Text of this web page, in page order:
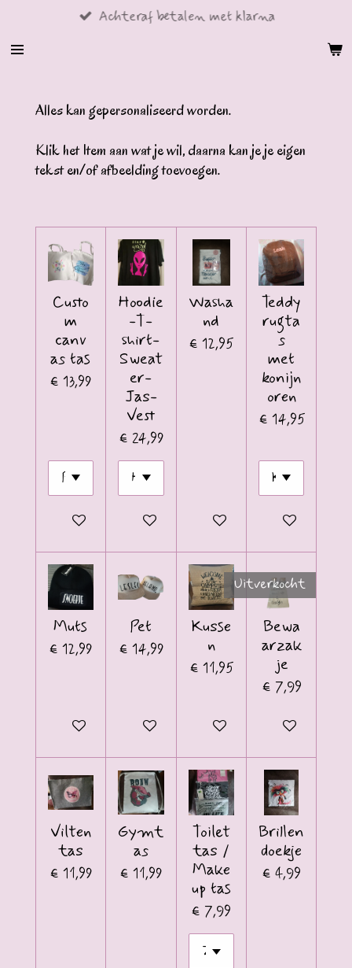
naar
Achteraf betalen met klarna
Alles kan gepersonaliseerd worden.
Klik het Item aan wat je wil, daarna kan je je eigen
tekst en/of afbeelding toevoegen.
Custo
m
canv
as tas
€ 13,99
Bekijk details
Hoodie
-T-
shirt-
Sweat
er-
Jas-
Vest
€ 24,99
Bekijk details
Washa
nd
€ 12,95
Bekijk details
Teddy
rugta
s
met
konijn
oren
€ 14,95
Bekijk details
Muts
€ 12,99
In winkelwagen
Pet
€ 14,99
Bekijk details
Kusse
n
€ 11,95
Bekijk details
Uitverkocht
Bewa
arzak
je
€ 7,99
Houd mij op de
Vilten
tas
€ 11,99
Gymt
as
€ 11,99
Toilet
tas /
Make
up tas
€ 7,99
Brillen
doekje
€ 4,99